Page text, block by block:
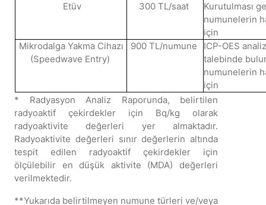
Etüv
300 TL/saat
Kurutulması
numunelerin
için
Mikrodalga Yakma Cihazı
(Speedwave Entry)
900 TL/numune
ICP-OES analiz
talebinde
numunelerin
için
* Radyasyon Analiz Raporunda, belirtilen
radyoaktif çekirdekler için Bq/kg olarak
radyoaktivite değerleri yer almaktadır.
Radyoaktivite değerleri sınır değerlerin altında
tespit edilen radyoaktif çekirdekler için
ölçülebilir en düşük aktivite (MDA) değerleri
verilmektedir.
**Yukarıda belirtilmeyen numune türleri ve/veya